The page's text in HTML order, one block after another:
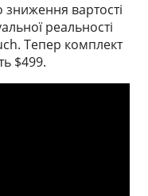
вартості
реальності
Тепер комплект
$499.